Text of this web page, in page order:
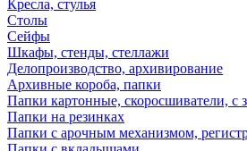
Кресла, стулья
Столы
Сейфы
Шкафы, стенды, стеллажи
Делопроизводство, архивирование
Архивные короба, папки
Папки картонные, скоросшиватели, с
Папки на резинках
Папки с арочным механизмом,